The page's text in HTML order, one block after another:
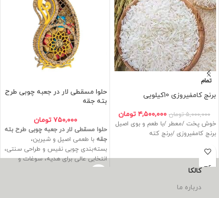
تمام
برنج کامفیروزی 10کیلویی
۵,۰۰۰,۰۰۰ تومان ۴,۵۰۰,۰۰۰ تومان
خوش پخت /معطر /با طعم و بوی اصیل
برنج کامفیروزی /برنج کته
حلوا مسقطی لار در جعبه چوبی طرح
بته جقه
۷۵۰,۰۰۰ تومان
حلوا مسقطی لار در جعبه چوبی طرح بته
جقه با طعمی اصیل و شیرین،
بسته‌بندی چوبی نفیس و طراحی سنتی،
انتخابی عالی برای هدیه، سوغات و
پذیرایی خاص است.
کالکا
درباره ما